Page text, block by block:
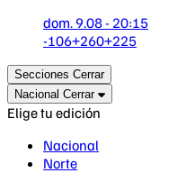
dom. 9.08 - 20:15
-106+260+225
Secciones Cerrar
Nacional Cerrar
Elige tu edición
Nacional
Norte